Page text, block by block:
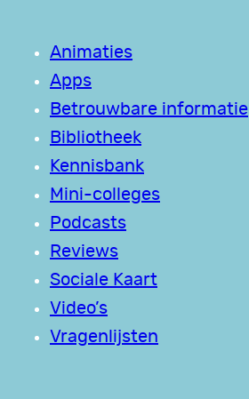
Animaties
Apps
Betrouwbare informatie
Bibliotheek
Kennisbank
Mini-colleges
Podcasts
Reviews
Sociale Kaart
Video’s
Vragenlijsten